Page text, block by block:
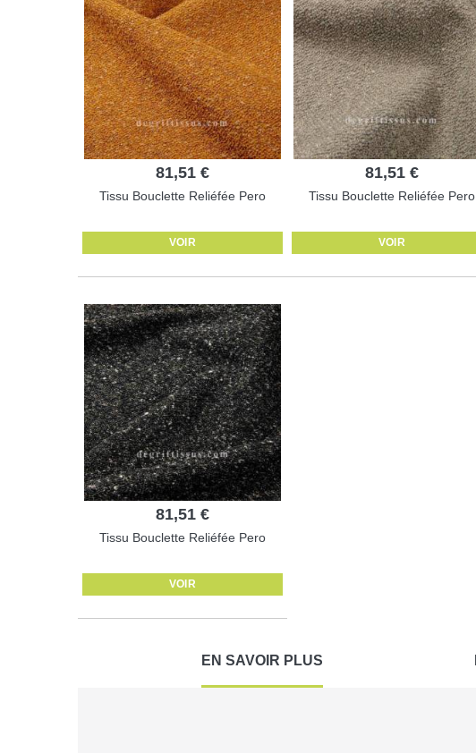
81,51 €
Tissu Bouclette Reliéfée Pero
VOIR
81,51 €
Tissu Bouclette Reliéfée Pero
VOIR
81,51 €
Tissu Bouclette Reliéfée Pero
VOIR
EN SAVOIR PLUS